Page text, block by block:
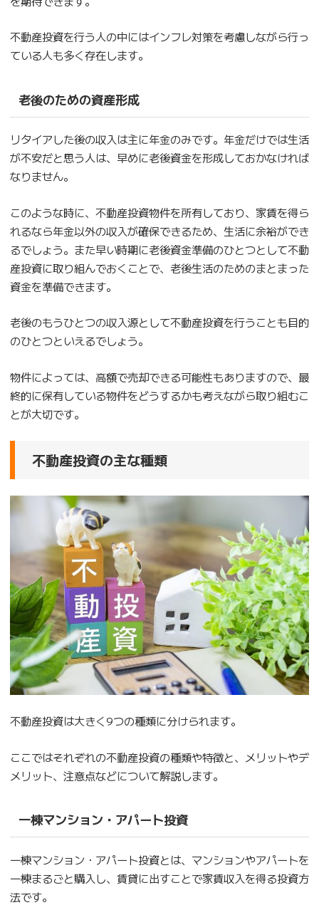
不動産投資を行う人の中にはインフレ対策を考慮しながら行っ
ている人も多く存在します。
老後のための資産形成
リタイアした後の収入は主に年金のみです。年金だけでは生活
が不安だと思う人は、早めに老後資金を形成しておかなければ
なりません。
このような時に、不動産投資物件を所有しており、家賃を得ら
れるなら年金以外の収入が確保できるため、生活に余裕ができ
るでしょう。また早い時期に老後資金準備のひとつとして不動
産投資に取り組んでおくことで、老後生活のためのまとまった
資金を準備できます。
老後のもうひとつの収入源として不動産投資を行うことも目的
のひとつといえるでしょう。
物件によっては、高額で売却できる可能性もありますので、最
終的に保有している物件をどうするかも考えながら取り組むこ
とが大切です。
不動産投資の主な種類
不動産投資は大きく9つの種類に分けられます。
ここではそれぞれの不動産投資の種類や特徴と、メリットやデ
メリット、注意点などについて解説します。
一棟マンション・アパート投資
一棟マンション・アパート投資とは、マンションやアパートを
一棟まるごと購入し、賃貸に出すことで家賃収入を得る投資方
法です。